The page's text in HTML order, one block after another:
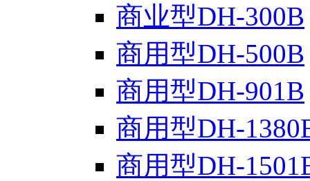
商业型DH-300B
商用型DH-500B
商用型DH-901B
商用型DH-
商用型DH-